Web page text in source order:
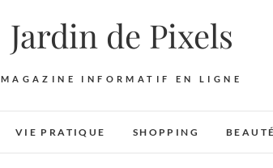
Jardin de Pixels
MAGAZINE INFORMATIF EN LIGNE
VIE PRATIQUE SHOPPING BEAUTÉ